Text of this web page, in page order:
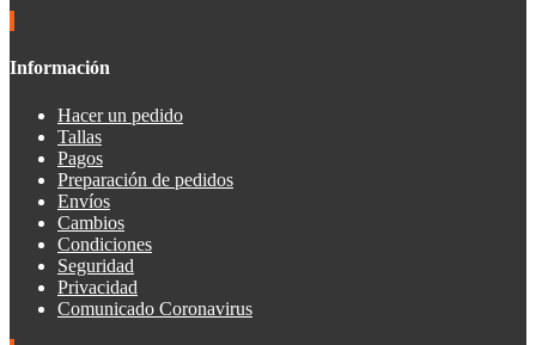
Información
Hacer un pedido
Tallas
Pagos
Preparación de pedidos
Envíos
Cambios
Condiciones
Seguridad
Privacidad
Comunicado Coronavirus